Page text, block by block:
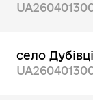
село